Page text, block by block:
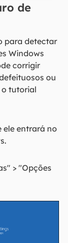
de
para detectar
Windows
corrigir
ou
tutorial
ele entrará no
> "Opções